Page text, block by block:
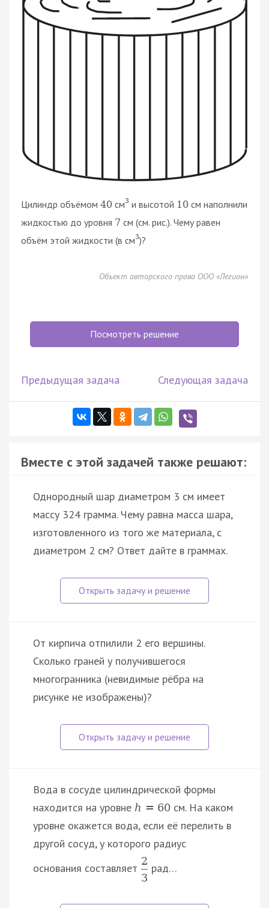
Цилиндр объёмом 40 см3 и высотой 10 см наполнили
жидкостью до уровня 7 см (см. рис.). Чему равен
объём этой жидкости (в см3)?
Объект авторского права ООО «Легион»
Посмотреть решение
Предыдущая задача Следующая задача
Вместе с этой задачей также решают:
Однородный шар диаметром 3 см имеет
массу 324 грамма. Чему равна масса шара,
изготовленного из того же материала, с
диаметром 2 см? Ответ дайте в граммах.
От кирпича отпилили 2 его вершины.
Сколько граней у получившегося
многогранника (невидимые рёбра на
рисунке не изображены)?
Вода в сосуде цилиндрической формы
находится на уровне h = 60 см. На каком
уровне окажется вода, если её перелить в
другой сосуд, у которого радиус
основания составляет
2
3
рад…